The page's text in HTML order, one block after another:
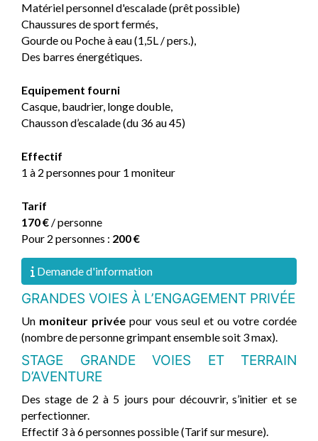
Matériel personnel d'escalade (prêt possible)
Chaussures de sport fermés,
Gourde ou Poche à eau (1,5L / pers.),
Des barres énergétiques.
Equipement fourni
Casque, baudrier, longe double,
Chausson d’escalade (du 36 au 45)
Effectif
1 à 2 personnes pour 1 moniteur
Tarif
170 € / personne
Pour 2 personnes : 200 €
Demande d'information
GRANDES VOIES À L’ENGAGEMENT PRIVÉE
Un moniteur privéepour vous seul et ou votre cordée
(nombre de personne grimpant ensemble soit 3 max).
STAGE GRANDE VOIES ET TERRAIN
D’AVENTURE
Des stage de 2 à 5 jours pour découvrir, s’initier et se
perfectionner.
Effectif 3 à 6 personnes possible (Tarif sur mesure).